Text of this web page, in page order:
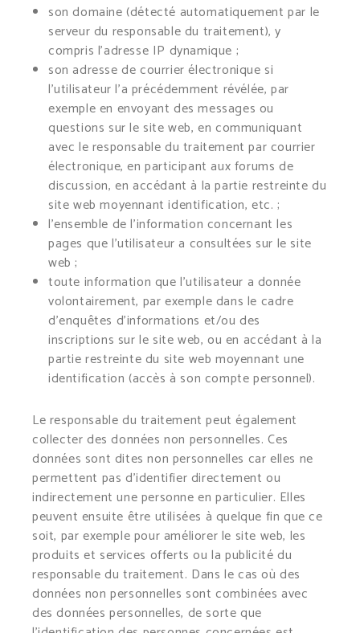
son domaine (détecté automatiquement par le
serveur du responsable du traitement), y
compris l’adresse IP dynamique ;
son adresse de courrier électronique si
l’utilisateur l’a précédemment révélée, par
exemple en envoyant des messages ou
questions sur le site web, en communiquant
avec le responsable du traitement par courrier
électronique, en participant aux forums de
discussion, en accédant à la partie restreinte du
site web moyennant identification, etc. ;
l’ensemble de l’information concernant les
pages que l’utilisateur a consultées sur le site
web ;
toute information que l’utilisateur a donnée
volontairement, par exemple dans le cadre
d’enquêtes d’informations et/ou des
inscriptions sur le site web, ou en accédant à la
partie restreinte du site web moyennant une
identification (accès à son compte personnel).
Le responsable du traitement peut également
collecter des données non personnelles. Ces
données sont dites non personnelles car elles ne
permettent pas d’identifier directement ou
indirectement une personne en particulier. Elles
peuvent ensuite être utilisées à quelque fin que ce
soit, par exemple pour améliorer le site web, les
produits et services offerts ou la publicité du
responsable du traitement. Dans le cas où des
données non personnelles sont combinées avec
des données personnelles, de sorte que